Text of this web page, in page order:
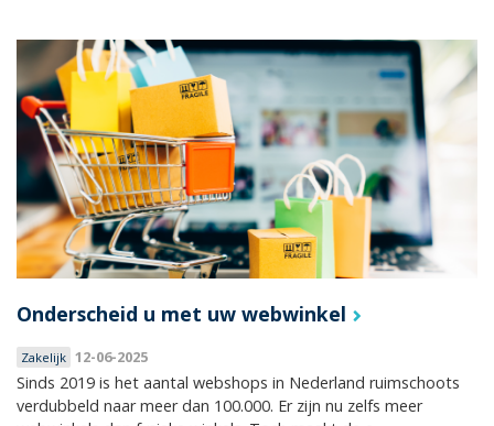
Onderscheid u met uw webwinkel
Zakelijk 12-06-2025
Sinds 2019 is het aantal webshops in Nederland ruimschoots
verdubbeld naar meer dan 100.000. Er zijn nu zelfs meer